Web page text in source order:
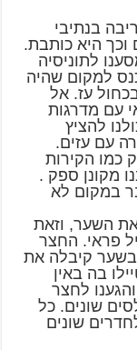
בנתיבי
היא כותבת.
לתוניסיה
להיכנס למקום שהיה
עז. אל
עם מדרגות
להציץ
עם עזים.
כמו הקירות
מקונן ספק .
במקום לא
בפנינו את השער, וזאת
פראי. החצר
קיבלה את
בה באין
לחצר
שונים. כל
שונים